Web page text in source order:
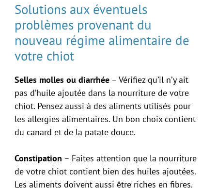
Solutions aux éventuels
problèmes provenant du
nouveau régime alimentaire de
votre chiot
Selles molles ou diarrhée – Vérifiez qu’il n’y ait
pas d’huile ajoutée dans la nourriture de votre
chiot. Pensez aussi à des aliments utilisés pour
les allergies alimentaires. Un bon choix contient
du canard et de la patate douce.
Constipation – Faites attention que la nourriture
de votre chiot contient bien des huiles ajoutées.
Les aliments doivent aussi être riches en fibres.